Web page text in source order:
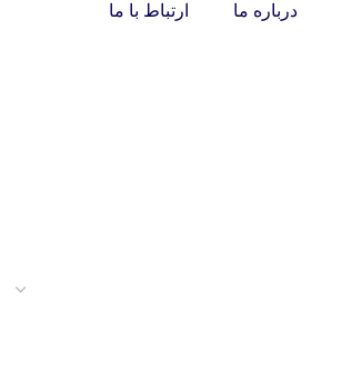
درباره ما ارتباط با ما